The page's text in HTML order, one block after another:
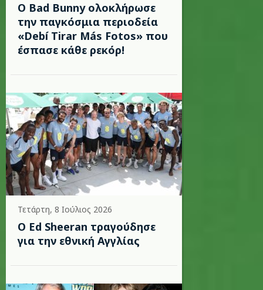
Ο Bad Bunny ολοκλήρωσε
την παγκόσμια περιοδεία
«Debí Tirar Más Fotos» που
έσπασε κάθε ρεκόρ!
Τετάρτη, 8 Ιούλιος 2026
Ο Ed Sheeran τραγούδησε
για την εθνική Αγγλίας